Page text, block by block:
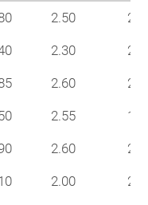
2.50 20
2.30 20
2.60 22
2.55 17
2.60 24
2.00 24